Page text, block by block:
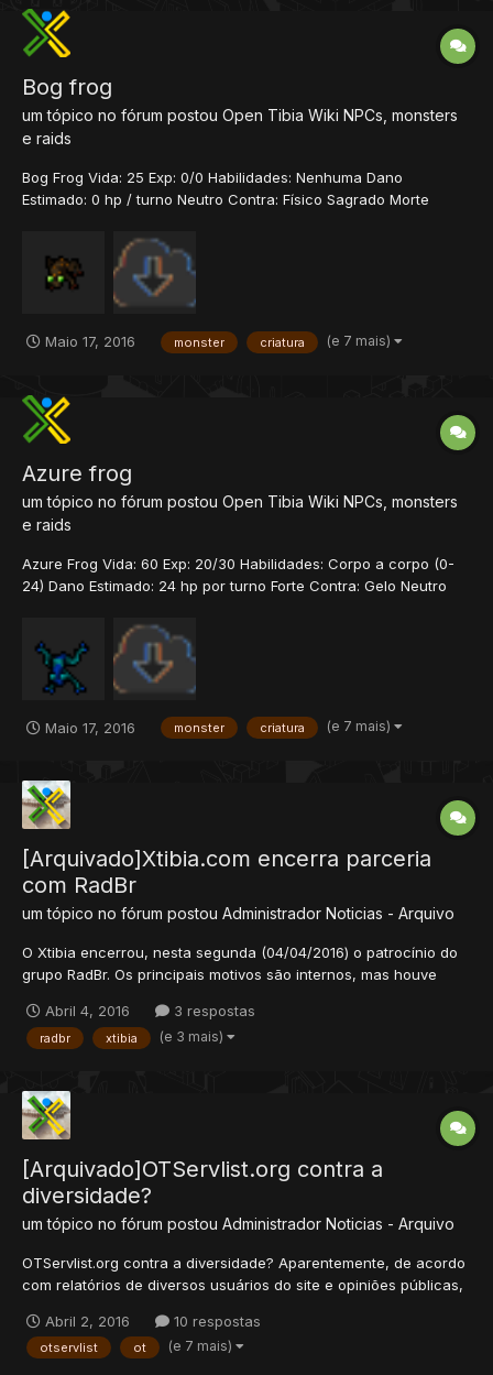
Bog frog
um tópico no fórum postou Open Tibia Wiki NPCs, monsters
e raids
Bog Frog Vida: 25 Exp: 0/0 Habilidades: Nenhuma Dano
Estimado: 0 hp / turno Neutro Contra: Físico Sagrado Morte
ascensão do templo de Bog em Shadowthorn. Anteriormente,
animais normais, essas pequenas criaturas f...
Maio 17, 2016 monster criatura (e 7 mais)
Azure frog
um tópico no fórum postou Open Tibia Wiki NPCs, monsters
e raids
Azure Frog Vida: 60 Exp: 20/30 Habilidades: Corpo a corpo (0-
24) Dano Estimado: 24 hp por turno Forte Contra: Gelo Neutro
História Os sapos aparecem em diferentes formas, cores e
tamanhos. O mais comum, é o v...
Maio 17, 2016 monster criatura (e 7 mais)
[Arquivado]Xtibia.com encerra parceria
com RadBr
um tópico no fórum postou Administrador Noticias - Arquivo
O Xtibia encerrou, nesta segunda (04/04/2016) o patrocínio do
grupo RadBr. Os principais motivos são internos, mas houve
acontecimento é seguido por uma mudança no patrocínio da
comunidade, que será postada na segunda etapa da
Abril 4, 2016 3 respostas
radbr xtibia (e 3 mais)
[Arquivado]OTServlist.org contra a
diversidade?
um tópico no fórum postou Administrador Noticias - Arquivo
OTServlist.org contra a diversidade? Aparentemente, de acordo
com relatórios de diversos usuários do site e opiniões públicas,
derivados nos últimos períodos. Vários servidores, conhecidos
pela categoria "Custom" estão sendo banidos da lista....
Abril 2, 2016 10 respostas
otservlist ot (e 7 mais)